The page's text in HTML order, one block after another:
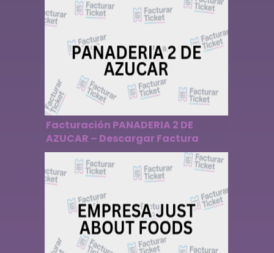
Facturación PANADERIA 2 DE
AZUCAR – Descargar Factura